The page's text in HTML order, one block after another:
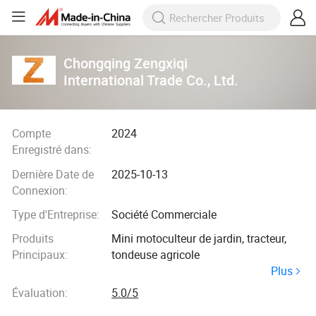
Chongqing Zengxiqi
International Trade Co., Ltd.
Compte
Enregistré dans:
2024
Dernière Date de
Connexion:
2025-10-13
Type d'Entreprise:
Société Commerciale
Produits
Principaux:
Mini motoculteur de jardin, tracteur,
tondeuse agricole
Plus
Évaluation:
5.0/5